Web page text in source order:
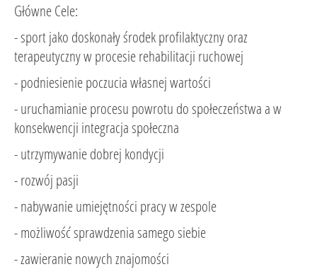
Główne Cele:
- sport jako doskonały środek profilaktyczny oraz
terapeutyczny w procesie rehabilitacji ruchowej
- podniesienie poczucia własnej wartości
- uruchamianie procesu powrotu do społeczeństwa a w
konsekwencji integracja społeczna
- utrzymywanie dobrej kondycji
- rozwój pasji
- nabywanie umiejętności pracy w zespole
- możliwość sprawdzenia samego siebie
- zawieranie nowych znajomości